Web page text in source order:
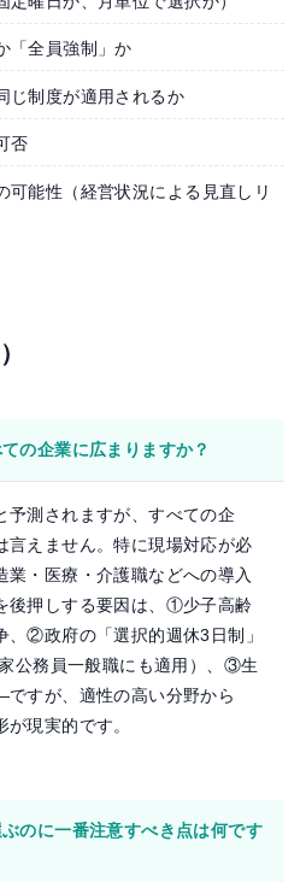
「全員強制」か
じ制度が適用されるか
否
可能性（経営状況による見直しリ
の企業に広まりますか？
予測されますが、すべての企
言えません。特に現場対応が必
業・医療・介護職などへの導入
後押しする要因は、①少子高齢
、②政府の「選択的週休3日制」
公務員一般職にも適用）、③生
すが、適性の高い分野から
現実的です。
のに一番注意すべき点は何です